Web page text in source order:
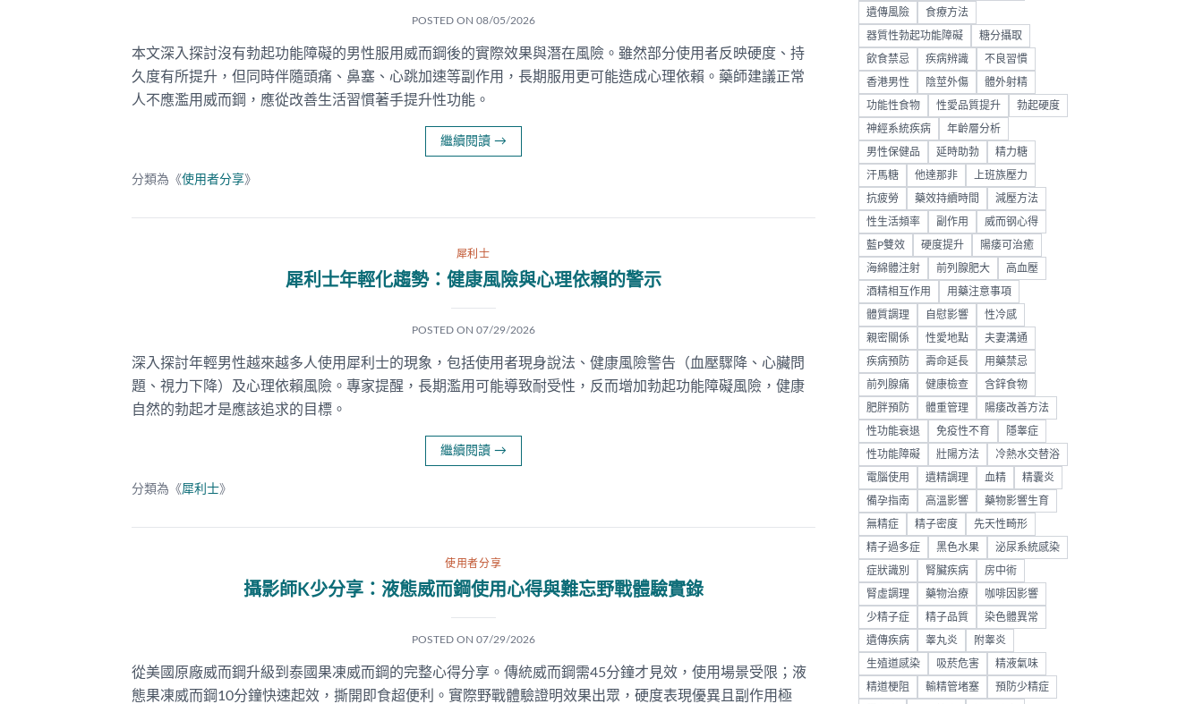
POSTED ON 08/05/2026
本文深入探討沒有勃起功能障礙的男性服用威而鋼後的實際效果與潛在風險。雖然部分使用者反映硬度、持
久度有所提升，但同時伴隨頭痛、鼻塞、心跳加速等副作用，長期服用更可能造成心理依賴。藥師建議正常
人不應濫用威而鋼，應從改善生活習慣著手提升性功能。
繼續閱讀 →
分類為《使用者分享》
犀利士
犀利士年輕化趨勢：健康風險與心理依賴的警示
POSTED ON 07/29/2026
深入探討年輕男性越來越多人使用犀利士的現象，包括使用者現身說法、健康風險警告（血壓驟降、心臟問
題、視力下降）及心理依賴風險。專家提醒，長期濫用可能導致耐受性，反而增加勃起功能障礙風險，健康
自然的勃起才是應該追求的目標。
繼續閱讀 →
分類為《犀利士》
使用者分享
攝影師K少分享：液態威而鋼使用心得與難忘野戰體驗實錄
POSTED ON 07/29/2026
從美國原廠威而鋼升級到泰國果凍威而鋼的完整心得分享。傳統威而鋼需45分鐘才見效，使用場景受限；液
態果凍威而鋼10分鐘快速起效，撕開即食超便利。實際野戰體驗證明效果出眾，硬度表現優異且副作用極
遺傳風險 食療方法
器質性勃起功能障礙 糖分攝取
飲食禁忌 疾病辨識 不良習慣
香港男性 陰莖外傷 體外射精
功能性食物 性愛品質提升 勃起硬度
神經系統疾病 年齡層分析
男性保健品 延時助勃 精力糖
汗馬糖 他達那非 上班族壓力
抗疲勞 藥效持續時間 減壓方法
性生活頻率 副作用 威而钢心得
藍P雙效 硬度提升 陽痿可治癒
海綿體注射 前列腺肥大 高血壓
酒精相互作用 用藥注意事項
體質調理 自慰影響 性冷感
親密關係 性愛地點 夫妻溝通
疾病預防 壽命延長 用藥禁忌
前列腺痛 健康檢查 含鋅食物
肥胖預防 體重管理 陽痿改善方法
性功能衰退 免疫性不育 隱睾症
性功能障礙 壯陽方法 冷熱水交替浴
電腦使用 遺精調理 血精 精囊炎
備孕指南 高溫影響 藥物影響生育
無精症 精子密度 先天性畸形
精子過多症 黑色水果 泌尿系統感染
症狀識別 腎臟疾病 房中術
腎虛調理 藥物治療 咖啡因影響
少精子症 精子品質 染色體異常
遺傳疾病 睾丸炎 附睾炎
生殖道感染 吸菸危害 精液氣味
精道梗阻 輸精管堵塞 預防少精症